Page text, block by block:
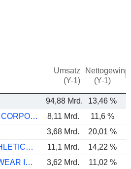
Umsatz
(Y-1)
Nettogewinn
(Y-1)
94,88 Mrd. 13,46 %
RALPH LAUREN CORPORATION
8,11 Mrd. 11,6 %
3,68 Mrd. 20,01 %
LULULEMON ATHLETICA INC.
11,1 Mrd. 14,22 %
GILDAN ACTIVEWEAR INC.
3,62 Mrd. 11,02 %